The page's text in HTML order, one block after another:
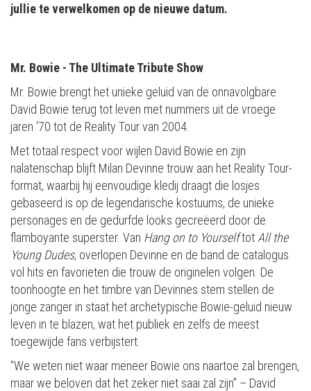
jullie te verwelkomen op de nieuwe datum.
Mr. Bowie - The Ultimate Tribute Show
Mr. Bowie brengt het unieke geluid van de onnavolgbare
David Bowie terug tot leven met nummers uit de vroege
jaren '70 tot de Reality Tour van 2004.
Met totaal respect voor wijlen David Bowie en zijn
nalatenschap blijft Milan Devinne trouw aan het Reality Tour-
format, waarbij hij eenvoudige kledij draagt die losjes
gebaseerd is op de legendarische kostuums, de unieke
personages en de gedurfde looks gecreëerd door de
flamboyante superster. Van Hang on to Yourselftot All the
Young Dudes, overlopen Devinne en de band de catalogus
vol hits en favorieten die trouw de originelen volgen. De
toonhoogte en het timbre van Devinnes stem stellen de
jonge zanger in staat het archetypische Bowie-geluid nieuw
leven in te blazen, wat het publiek en zelfs de meest
toegewijde fans verbijstert.
“We weten niet waar meneer Bowie ons naartoe zal brengen,
maar we beloven dat het zeker niet saai zal zijn” – David